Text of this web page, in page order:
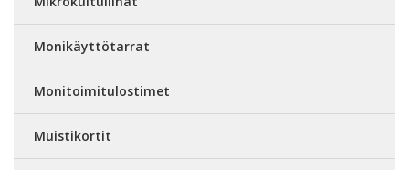
Monikäyttötarrat
Monitoimitulostimet
Muistikortit